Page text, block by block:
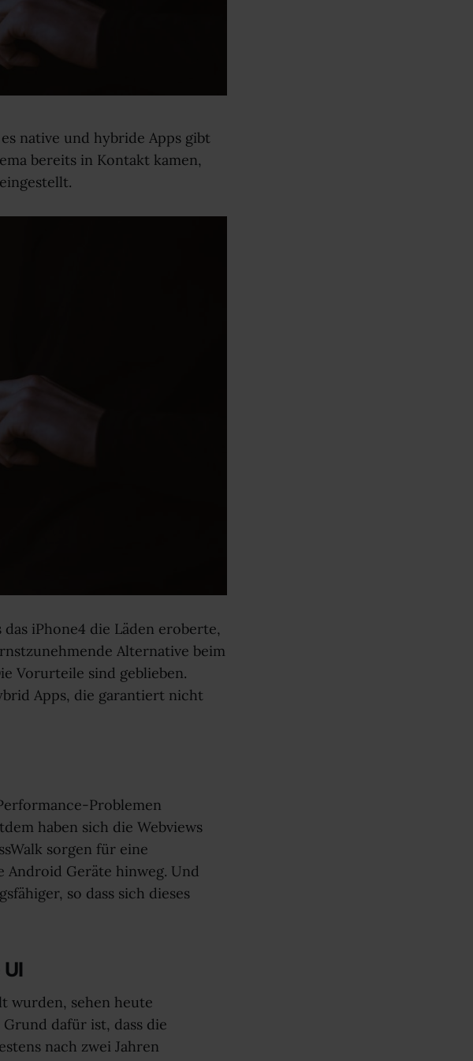
native und hybride Apps gibt
bereits in Kontakt kamen,
iPhone4 die Läden eroberte,
Alternative beim
Vorurteile sind geblieben.
Apps, die garantiert nicht
Problemen
haben sich die Webviews
sorgen für eine
Geräte hinweg. Und
so dass sich dieses
wurden, sehen heute
dafür ist, dass die
nach zwei Jahren